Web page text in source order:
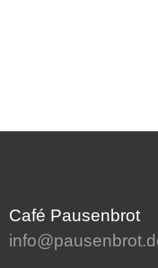
Café Pausenbrot